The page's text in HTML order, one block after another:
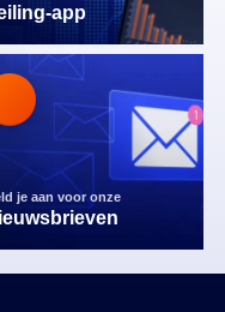
app
je aan voor onze